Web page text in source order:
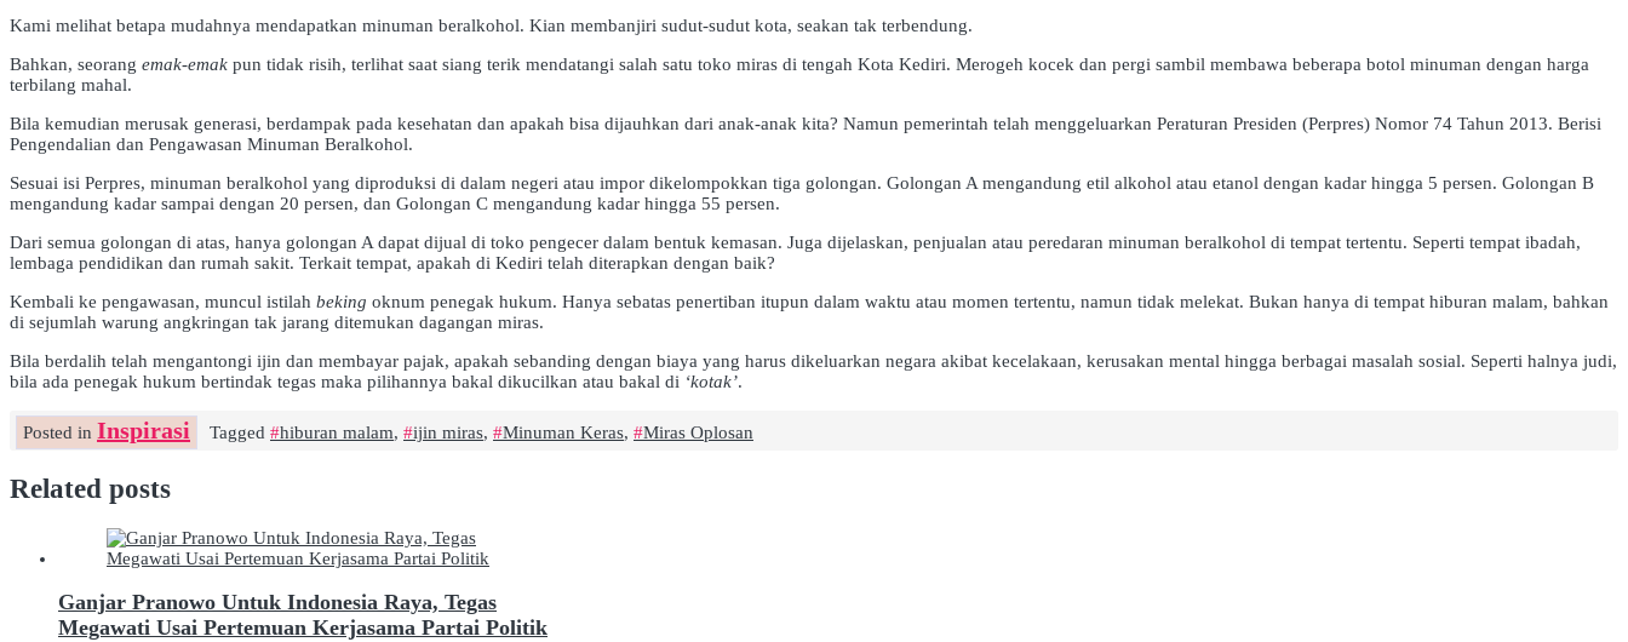
Kami melihat betapa mudahnya mendapatkan minuman beralkohol. Kian membanjiri sudut-sudut kota, seakan tak terbendung.
Bahkan, seorang emak-emak pun tidak risih, terlihat saat siang terik mendatangi salah satu toko miras di tengah Kota Kediri. Merogeh kocek dan pergi sambil membawa beberapa botol minuman dengan harga
terbilang mahal.
Bila kemudian merusak generasi, berdampak pada kesehatan dan apakah bisa dijauhkan dari anak-anak kita? Namun pemerintah telah menggeluarkan Peraturan Presiden (Perpres) Nomor 74 Tahun 2013. Berisi
Pengendalian dan Pengawasan Minuman Beralkohol.
Sesuai isi Perpres, minuman beralkohol yang diproduksi di dalam negeri atau impor dikelompokkan tiga golongan. Golongan A mengandung etil alkohol atau etanol dengan kadar hingga 5 persen. Golongan B
mengandung kadar sampai dengan 20 persen, dan Golongan C mengandung kadar hingga 55 persen.
Dari semua golongan di atas, hanya golongan A dapat dijual di toko pengecer dalam bentuk kemasan. Juga dijelaskan, penjualan atau peredaran minuman beralkohol di tempat tertentu. Seperti tempat ibadah,
lembaga pendidikan dan rumah sakit. Terkait tempat, apakah di Kediri telah diterapkan dengan baik?
Kembali ke pengawasan, muncul istilah beking oknum penegak hukum. Hanya sebatas penertiban itupun dalam waktu atau momen tertentu, namun tidak melekat. Bukan hanya di tempat hiburan malam, bahkan
di sejumlah warung angkringan tak jarang ditemukan dagangan miras.
Bila berdalih telah mengantongi ijin dan membayar pajak, apakah sebanding dengan biaya yang harus dikeluarkan negara akibat kecelakaan, kerusakan mental hingga berbagai masalah sosial. Seperti halnya judi,
bila ada penegak hukum bertindak tegas maka pilihannya bakal dikucilkan atau bakal di ‘kotak’.
Posted in Inspirasi Tagged hiburan malam, ijin miras, Minuman Keras, Miras Oplosan
Related posts
Ganjar Pranowo Untuk Indonesia Raya, Tegas
Megawati Usai Pertemuan Kerjasama Partai Politik